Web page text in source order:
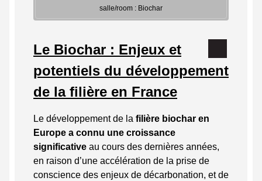
salle/room : Biochar
Le Biochar : Enjeux et
potentiels du développement
de la filière en France
Le développement de la filière biochar en
Europe a connu une croissance
significative au cours des dernières années,
en raison d’une accélération de la prise de
conscience des enjeux de décarbonation, et de